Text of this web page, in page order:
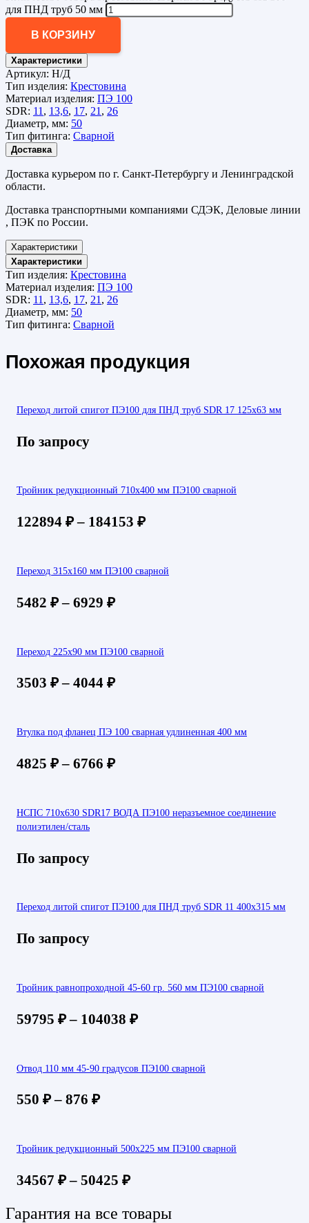
для ПНД труб 50 мм
В КОРЗИНУ
Характеристики
Артикул: Н/Д
Тип изделия: Крестовина
Материал изделия: ПЭ 100
SDR: 11 , 13,6, 17, 21 , 26
Диаметр, мм: 50
Тип фитинга: Сварной
Доставка
Доставка курьером по г. Санкт-Петербургу и Ленинградской
области.
Доставка транспортными компаниями СДЭК, Деловые линии
, ПЭК по России.
Характеристики
Характеристики
Тип изделия: Крестовина
Материал изделия: ПЭ 100
SDR: 11 , 13,6, 17, 21 , 26
Диаметр, мм: 50
Тип фитинга: Сварной
Похожая продукция
Переход литой спигот ПЭ100 для ПНД труб SDR 17 125х63 мм
По запросу
Тройник редукционный 710х400 мм ПЭ100 сварной
122894 ₽– 184153 ₽
Переход 315х160 мм ПЭ100 сварной
5482 ₽– 6929 ₽
Переход 225х90 мм ПЭ100 сварной
3503 ₽– 4044 ₽
Втулка под фланец ПЭ 100 сварная удлиненная 400 мм
4825 ₽– 6766 ₽
НСПС 710х630 SDR17 ВОДА ПЭ100 неразъемное соединение
полиэтилен/сталь
По запросу
Переход литой спигот ПЭ100 для ПНД труб SDR 11 400х315 мм
По запросу
Тройник равнопроходной 45-60 гр. 560 мм ПЭ100 сварной
59795 ₽– 104038 ₽
Отвод 110 мм 45-90 градусов ПЭ100 сварной
550 ₽– 876 ₽
Тройник редукционный 500х225 мм ПЭ100 сварной
34567 ₽– 50425 ₽
Гарантия на все товары